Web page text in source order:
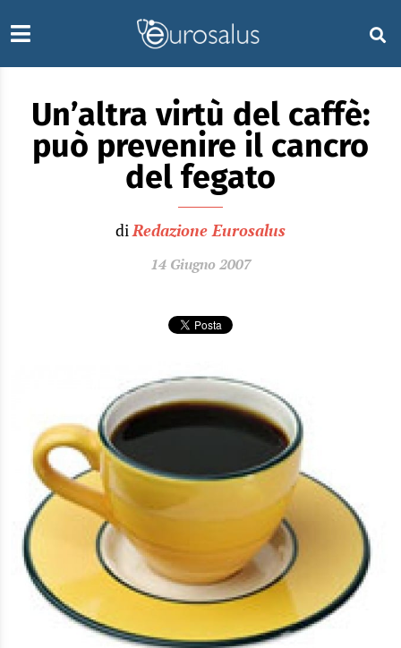
Un’altra virtù del caffè:
può prevenire il cancro
del fegato
diRedazione Eurosalus
14 Giugno 2007